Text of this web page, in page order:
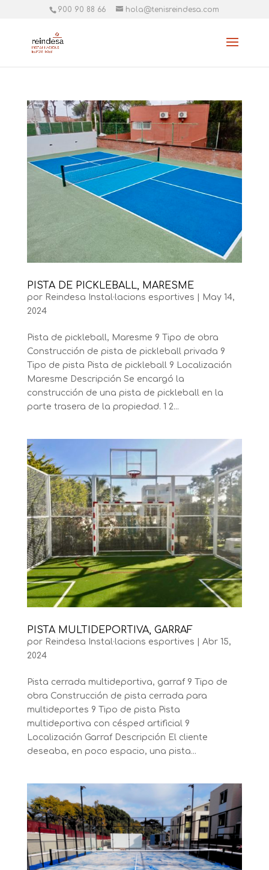
900 90 88 66 hola@tenisreindesa.com
PISTA DE PICKLEBALL, MARESME
por Reindesa Instal·lacions esportives
May 14,
2024
Pista de pickleball, Maresme 9 Tipo de obra
Construcción de pista de pickleball privada 9
Tipo de pista Pista de pickleball 9 Localización
Maresme Descripción Se encargó la
construcción de una pista de pickleball en la
parte trasera de la propiedad. 1 2...
PISTA MULTIDEPORTIVA, GARRAF
por Reindesa Instal·lacions esportives
Abr 15,
2024
Pista cerrada multideportiva, garraf 9 Tipo de
obra Construcción de pista cerrada para
multideportes 9 Tipo de pista Pista
multideportiva con césped artificial 9
Localización Garraf Descripción El cliente
deseaba, en poco espacio, una pista...